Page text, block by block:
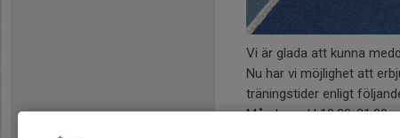
Vi är glada att kunna
Nu har vi möjlighet att
träningstider enligt
Måndagar kl 19.30-21.00